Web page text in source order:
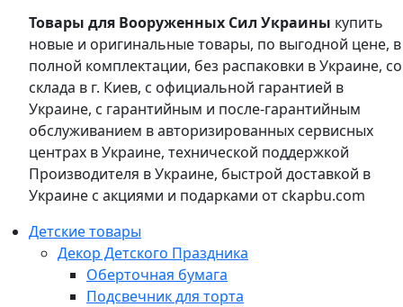
Товары для Вооруженных Сил Украины купить
новые и оригинальные товары, по выгодной цене, в
полной комплектации, без распаковки в Украине, со
склада в г. Киев, с официальной гарантией в
Украине, с гарантийным и после-гарантийным
обслуживанием в авторизированных сервисных
центрах в Украине, технической поддержкой
Производителя в Украине, быстрой доставкой в
Украине с акциями и подарками от ckapbu.com
Детские товары
Декор Детского Праздника
Оберточная бумага
Подсвечник для торта